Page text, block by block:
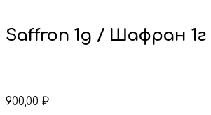
Saffron 1g / Шафран 1г
900,00 ₽